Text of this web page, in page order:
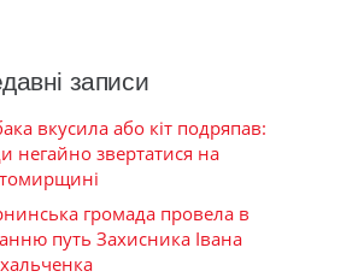
записи
вкусила або кіт подряпав:
негайно звертатися на
громада провела в
путь Захисника Івана